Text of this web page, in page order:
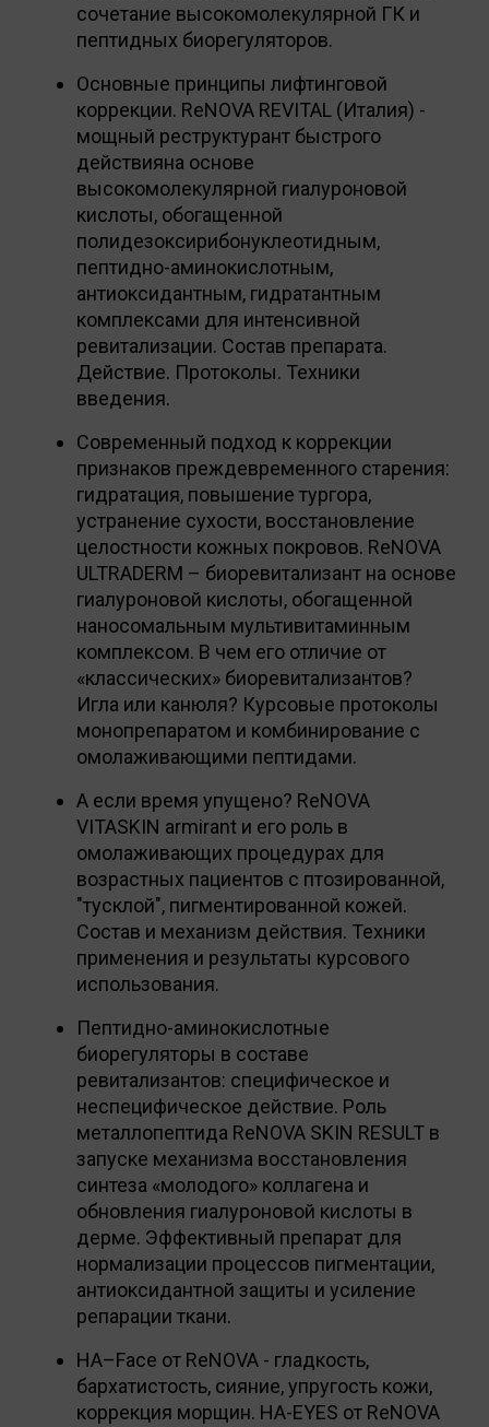
сочетание высокомолекулярной ГК и
пептидных биорегуляторов.
Основные принципы лифтинговой
коррекции. RеNOVA REVITAL (Италия) -
мощный реструктурант быстрого
действияна основе
высокомолекулярной гиалуроновой
кислоты, обогащенной
полидезоксирибонуклеотидным,
пептидно-аминокислотным,
антиоксидантным, гидратантным
комплексами для интенсивной
ревитализации. Состав препарата.
Действие. Протоколы. Техники
введения.
Современный подход к коррекции
признаков преждевременного старения:
гидратация, повышение тургора,
устранение сухости, восстановление
целостности кожных покровов. ReNOVA
ULTRADERM – биоревитализант на основе
гиалуроновой кислоты, обогащенной
наносомальным мультивитаминным
комплексом. В чем его отличие от
«классических» биоревитализантов?
Игла или канюля? Курсовые протоколы
монопрепаратом и комбинирование с
омолаживающими пептидами.
А если время упущено? ReNOVA
VITASKIN armirant и его роль в
омолаживающих процедурах для
возрастных пациентов с птозированной,
"тусклой", пигментированной кожей.
Состав и механизм действия. Техники
применения и результаты курсового
использования.
Пептидно-аминокислотные
биорегуляторы в составе
ревитализантов: специфическое и
неспецифическое действие. Роль
металлопептида ReNOVA SKIN RESULT в
запуске механизма восстановления
синтеза «молодого» коллагена и
обновления гиалуроновой кислоты в
дерме. Эффективный препарат для
нормализации процессов пигментации,
антиоксидантной защиты и усиление
репарации ткани.
НА–Face от ReNOVA - гладкость,
бархатистость, сияние, упругость кожи,
коррекция морщин. НА-EYES от ReNOVA